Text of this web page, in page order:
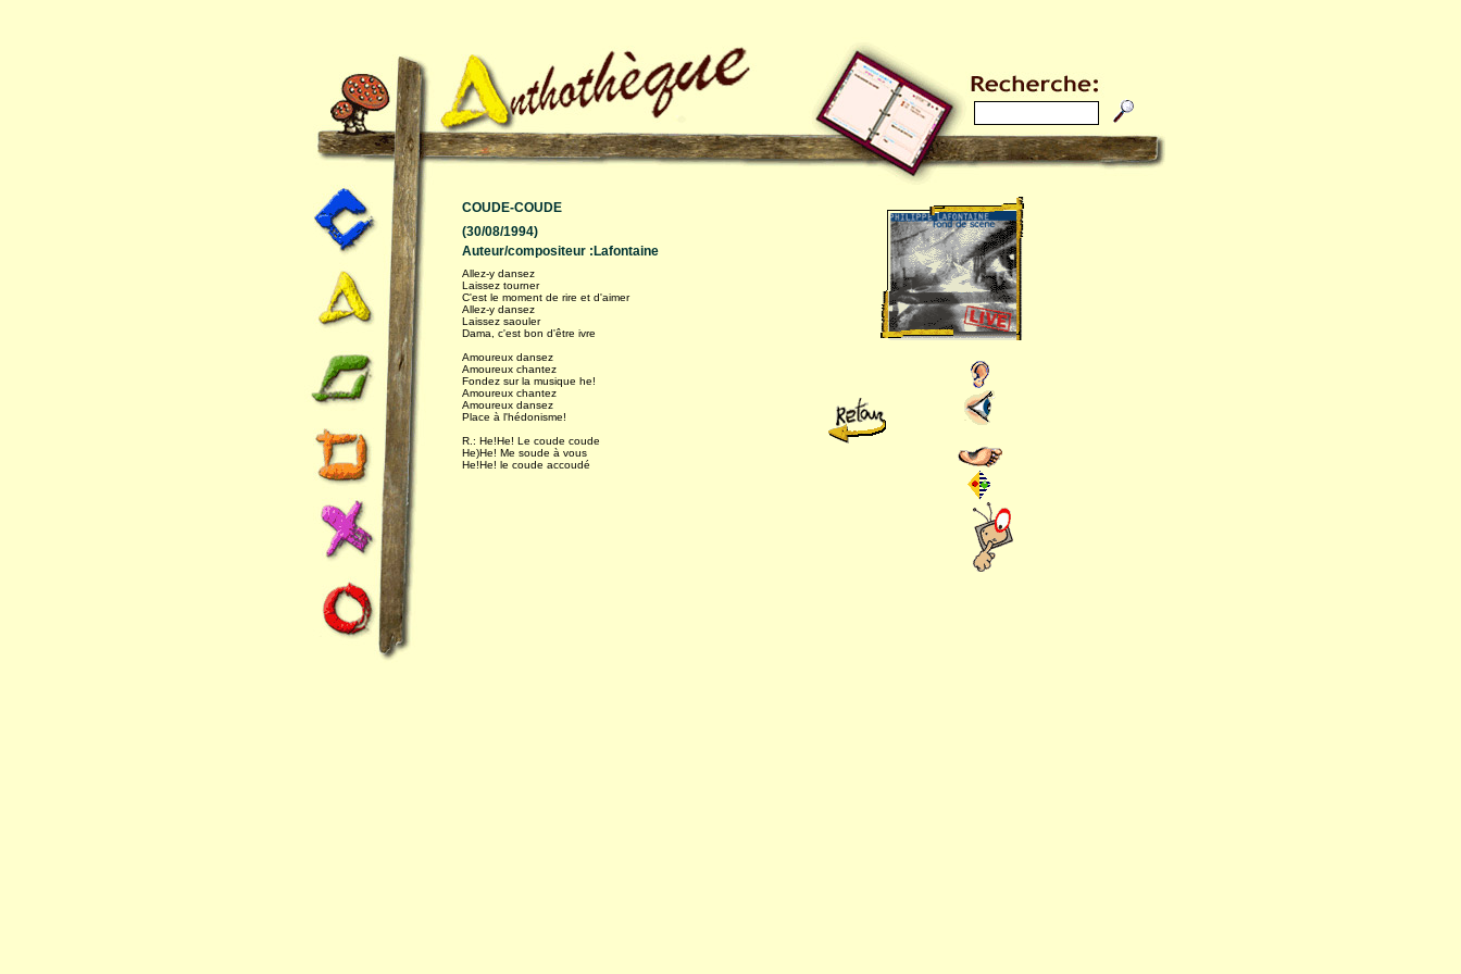
COUDE-COUDE
(30/08/1994)
Auteur/compositeur :Lafontaine
Allez-y dansez
Laissez tourner
C'est le moment de rire et d'aimer
Allez-y dansez
Laissez saouler
Dama, c'est bon d'être ivre
Amoureux dansez
Amoureux chantez
Fondez sur la musique he!
Amoureux chantez
Amoureux dansez
Place à l'hédonisme!
R.: He!He! Le coude coude
He)He! Me soude à vous
He!He! le coude accoudé